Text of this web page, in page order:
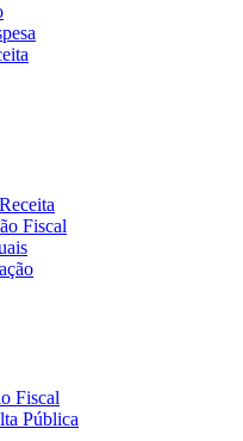
Fiscal
Fiscal
Pública